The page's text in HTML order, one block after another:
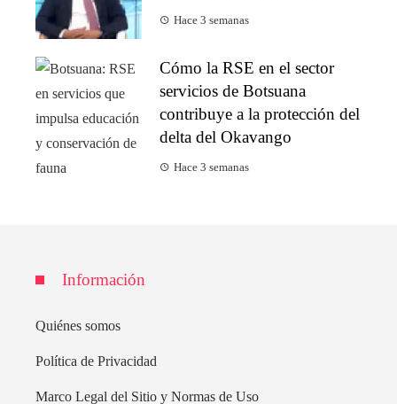
Hace 3 semanas
Cómo la RSE en el sector
servicios de Botsuana
contribuye a la protección del
delta del Okavango
Hace 3 semanas
Información
Quiénes somos
Política de Privacidad
Marco Legal del Sitio y Normas de Uso